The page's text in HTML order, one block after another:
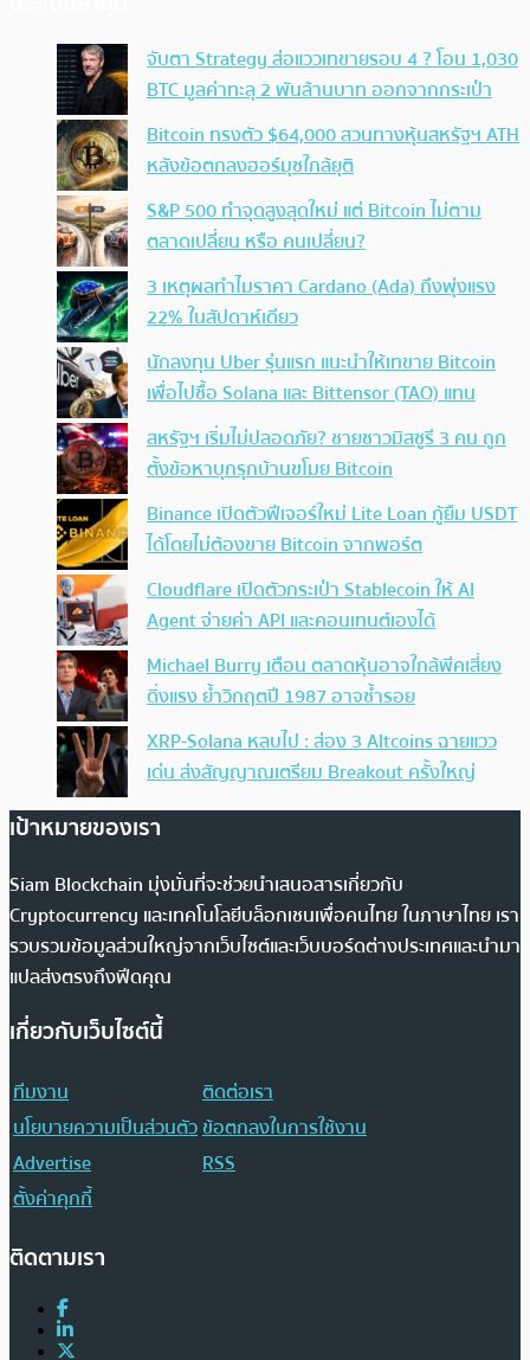
จับตา Strategy ส่อแววเทขายรอบ 4 ? โอน 1,030
BTC มูลค่าทะลุ 2 พันล้านบาท ออกจากกระเป๋า
Bitcoin ทรงตัว $64,000 สวนทางหุ้นสหรัฐฯ ATH
หลังข้อตกลงฮอร์มุซใกล้ยุติ
S&P 500 ทำจุดสูงสุดใหม่ แต่ Bitcoin ไม่ตาม
ตลาดเปลี่ยน หรือ คนเปลี่ยน?
3 เหตุผลทำไมราคา Cardano (Ada) ถึงพุ่งแรง
22% ในสัปดาห์เดียว
นักลงทุน Uber รุ่นแรก แนะนำให้เทขาย Bitcoin
เพื่อไปซื้อ Solana และ Bittensor (TAO) แทน
สหรัฐฯ เริ่มไม่ปลอดภัย? ชายชาวมิสซูรี 3 คน ถูก
ตั้งข้อหาบุกรุกบ้านขโมย Bitcoin
Binance เปิดตัวฟีเจอร์ใหม่ Lite Loan กู้ยืม USDT
ได้โดยไม่ต้องขาย Bitcoin จากพอร์ต
Cloudflare เปิดตัวกระเป๋า Stablecoin ให้ AI
Agent จ่ายค่า API และคอนเทนต์เองได้
Michael Burry เตือน ตลาดหุ้นอาจใกล้พีคเสี่ยง
ดิ่งแรง ย้ำวิกฤตปี 1987 อาจซ้ำรอย
XRP-Solana หลบไป : ส่อง 3 Altcoins ฉายแวว
เด่น ส่งสัญญาณเตรียม Breakout ครั้งใหญ่
เป้าหมายของเรา
Siam Blockchain มุ่งมั่นที่จะช่วยนำเสนอสารเกี่ยวกับ
Cryptocurrency และเทคโนโลยีบล็อกเชนเพื่อคนไทย ในภาษาไทย เรา
รวบรวมข้อมูลส่วนใหญ่จากเว็บไซต์และเว็บบอร์ดต่างประเทศและนำมา
แปลส่งตรงถึงฟีดคุณ
เกี่ยวกับเว็บไซต์นี้
ทีมงาน
ติดต่อเรา
นโยบายความเป็นส่วนตัวข้อตกลงในการใช้งาน
Advertise
RSS
ตั้งค่าคุกกี้
ติดตามเรา